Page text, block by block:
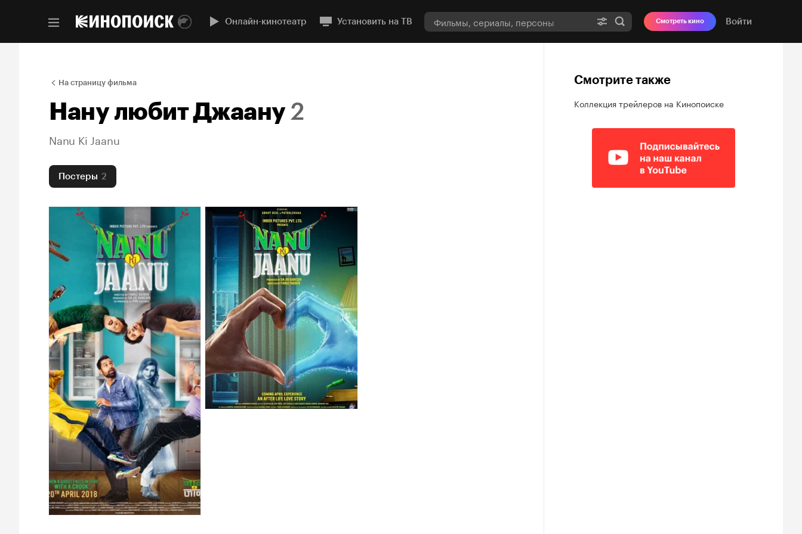
Онлайн-кинотеатр Установить на ТВ Смотреть кино Войти
На страницу фильма
Нану любит Джаану2
Nanu Ki Jaanu
Постеры 2
Смотрите также
Коллекция трейлеров на Кинопоиске